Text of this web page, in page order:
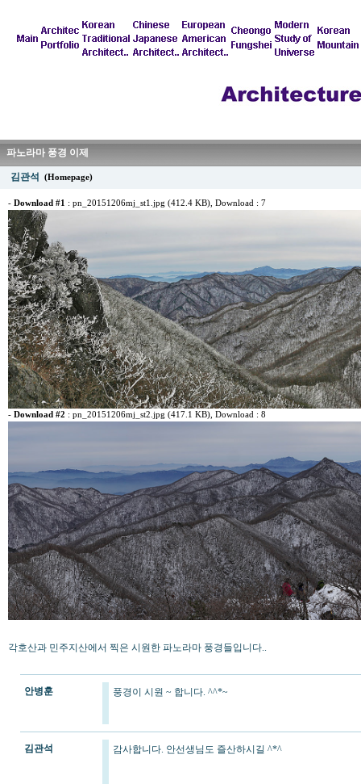
파노라마 풍경 이제
김관석 (Homepage)
- Download #1 : pn_20151206mj_st1.jpg (412.4 KB) , Download : 7
- Download #2 : pn_20151206mj_st2.jpg (417.1 KB), Download : 8
각호산과 민주지산에서 찍은 시원한 파노라마 풍경들입니다..
안병훈 풍경이 시원 ~ 합니다. ^^*~
김관석 감사합니다. 안선생님도 즐산하시길 ^*^